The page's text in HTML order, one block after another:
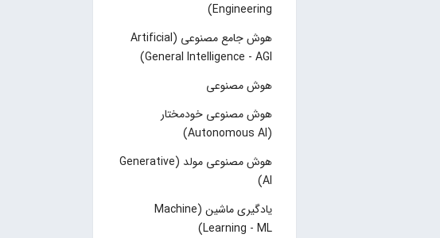
Engineering)
هوش جامع مصنوعی (Artificial
General Intelligence - AGI)
هوش مصنوعی
هوش مصنوعی خودمختار
(Autonomous AI)
هوش مصنوعی مولد (Generative
AI)
یادگیری ماشین (Machine
Learning - ML)